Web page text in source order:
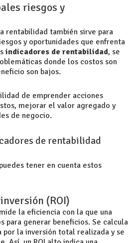
riesgos y
rentabilidad también sirve para
y oportunidades que enfrenta
indicadores de rentabilidad, se
donde los costos son
son bajos.
de emprender acciones
mejorar el valor agregado y
de negocio.
de rentabilidad
tener en cuenta estos
(ROI)
la eficiencia con la que una
para generar beneficios. Se calcula
por la inversión total realizada y se